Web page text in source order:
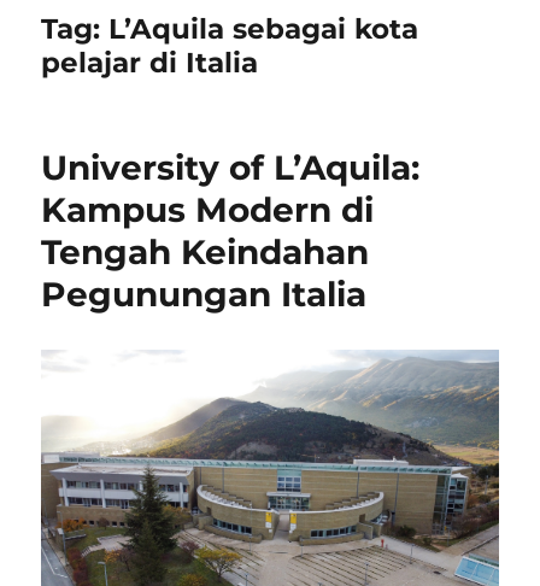
Tag: L’Aquila sebagai kota
pelajar di Italia
University of L’Aquila:
Kampus Modern di
Tengah Keindahan
Pegunungan Italia